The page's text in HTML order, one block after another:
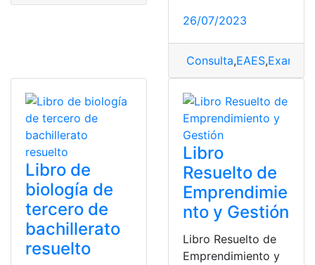
26/07/2023
Consulta,EAES,Examen
Libro de
biología de
tercero de
bachillerato
resuelto
Libro
Resuelto de
Emprendimie
nto y Gestión
Libro Resuelto de
Emprendimiento y